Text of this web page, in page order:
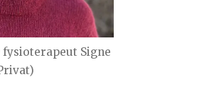
Signe